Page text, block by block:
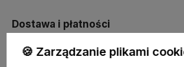
Dostawa i płatności
🍪 Zarządzanie plikami